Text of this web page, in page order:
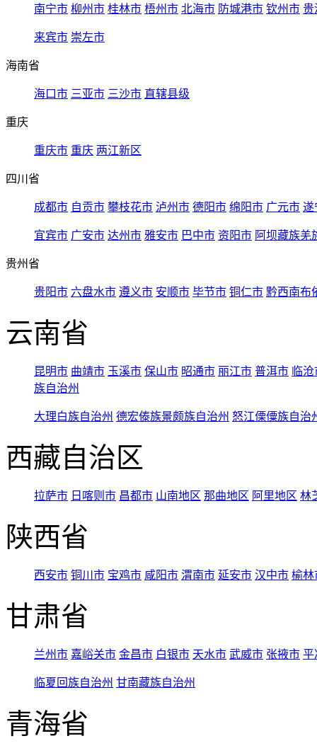
南宁市 柳州市 桂林市 梧州市 北海市 防城港市 钦州市 贵
来宾市 崇左市
海南省
海口市 三亚市 三沙市 直辖县级
重庆
重庆市 重庆 两江新区
四川省
成都市 自贡市 攀枝花市 泸州市 德阳市 绵阳市 广元市 遂
宜宾市 广安市 达州市 雅安市 巴中市 资阳市 阿坝藏族羌
贵州省
贵阳市 六盘水市 遵义市 安顺市 毕节市 铜仁市 黔西南布
云南省
昆明市 曲靖市 玉溪市 保山市 昭通市 丽江市 普洱市 临
族自治州
大理白族自治州 德宏傣族景颇族自治州 怒江傈僳族自治
西藏自治区
拉萨市 日喀则市 昌都市 山南地区 那曲地区 阿里地区 林
陕西省
西安市 铜川市 宝鸡市 咸阳市 渭南市 延安市 汉中市 榆林
甘肃省
兰州市 嘉峪关市 金昌市 白银市 天水市 武威市 张掖市 平
临夏回族自治州 甘南藏族自治州
青海省